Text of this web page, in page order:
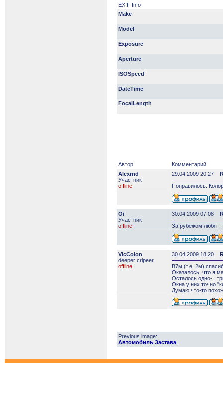
EXIF Info
Make
Model
Exposure
Aperture
ISOSpeed
DateTime
FocalLength
Автор:
Комментарий:
Alexrnd
Участник
offline
29.04.2009 20:27
Понравилось.
Oi
Участник
offline
30.04.2009 07:08
За рубежом любят
VicColon
deeper сripeer
offline
30.04.2009 18:20
В7м (т.е. 2м)
Оказалось, что я
Осталось одно-
Окна у них точно
Думаю что-то
Previous image:
Автомобиль Застава